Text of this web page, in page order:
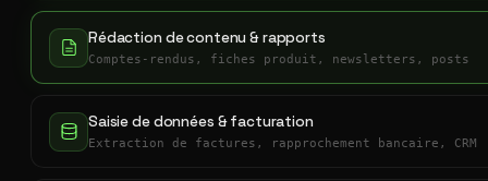
Rédaction de contenu & rapports
Comptes-rendus, fiches produit, newsletters, posts
Saisie de données & facturation
Extraction de factures, rapprochement bancaire, CRM